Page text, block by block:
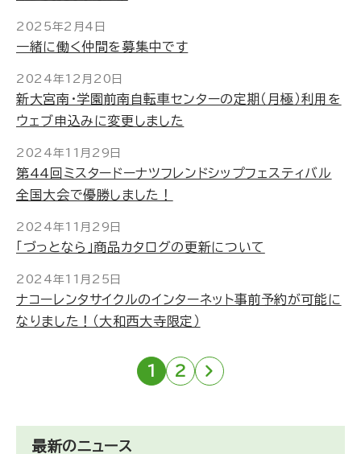
2025年2月4日
一緒に働く仲間を募集中です
2024年12月20日
新大宮南・学園前南自転車センターの定期（月極）利用を
ウェブ申込みに変更しました
2024年11月29日
第44回ミスタードーナツフレンドシップフェスティバル
全国大会で優勝しました！
2024年11月29日
「づっとなら」商品カタログの更新について
2024年11月25日
ナコーレンタサイクルのインターネット事前予約が可能に
なりました！（大和西大寺限定）
1 2 »
最新のニュース